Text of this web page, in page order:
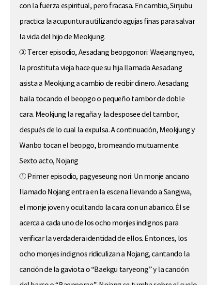
con la fuerza espiritual, pero fracasa. En cambio, Sinjubu
practica la acupuntura utilizando agujas finas para salvar
la vida del hijo de Meokjung.
③ Tercer episodio, Aesadang beopgonori: Waejangnyeo,
la prostituta vieja hace que su hija llamada Aesadang
asista a Meokjung a cambio de recibir dinero. Aesadang
baila tocando el beopgo o pequeño tambor de doble
cara. Meokjung la regaña y la desposee del tambor,
después de lo cual la expulsa. A continuación, Meokjung y
Wanbo tocan el beopgo, bromeando mutuamente.
Sexto acto, Nojang
① Primer episodio, pagyeseung nori: Un monje anciano
llamado Nojang entra en la escena llevando a Sangjwa,
el monje joven y ocultando la cara con un abanico. Él se
acerca a cada uno de los ocho monjes indignos para
verificar la verdadera identidad de ellos. Entonces, los
ocho monjes indignos ridiculizan a Nojang, cantando la
canción de la gaviota o “Baekgu taryeong” y la canción